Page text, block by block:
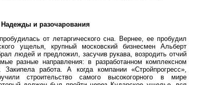
Надежды и разочарования
от летаргического сна. Вернее, ее пробудил
ущелья, крупный московский бизнесмен Альберт
людей и предложил, засучив рукава, возродить отчий
разные направления: в разработанном комплексном
работа. А когда компании «Стройпрогресс»,
строительство самого высокогорного в мире